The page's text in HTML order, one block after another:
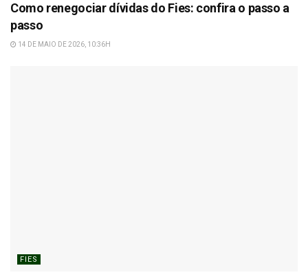
Como renegociar dívidas do Fies: confira o passo a
passo
14 DE MAIO DE 2026, 10:36H
FIES